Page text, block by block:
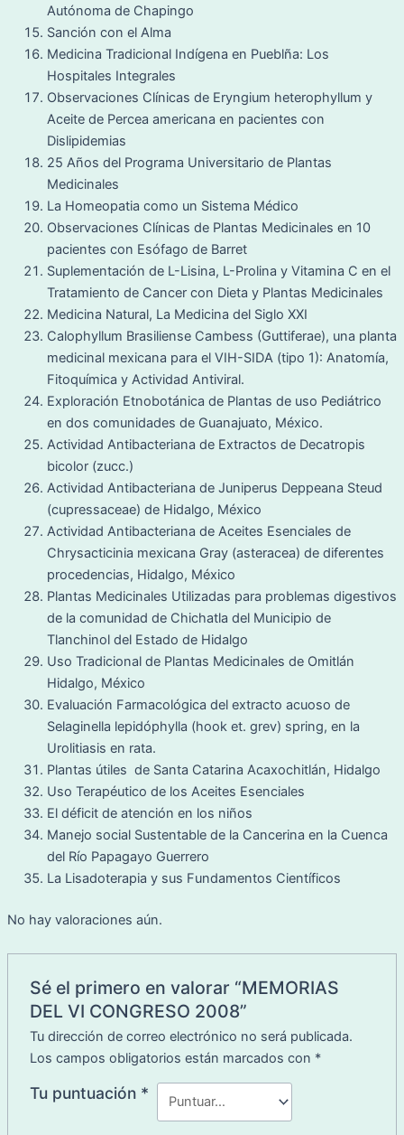
Autónoma de Chapingo
Sanción con el Alma
Medicina Tradicional Indígena en Pueblña: Los
Hospitales Integrales
Observaciones Clínicas de Eryngium heterophyllum y
Aceite de Percea americana en pacientes con
Dislipidemias
25 Años del Programa Universitario de Plantas
Medicinales
La Homeopatia como un Sistema Médico
Observaciones Clínicas de Plantas Medicinales en 10
pacientes con Esófago de Barret
Suplementación de L-Lisina, L-Prolina y Vitamina C en el
Tratamiento de Cancer con Dieta y Plantas Medicinales
Medicina Natural, La Medicina del Siglo XXI
Calophyllum Brasiliense Cambess (Guttiferae), una planta
medicinal mexicana para el VIH-SIDA (tipo 1): Anatomía,
Fitoquímica y Actividad Antiviral.
Exploración Etnobotánica de Plantas de uso Pediátrico
en dos comunidades de Guanajuato, México.
Actividad Antibacteriana de Extractos de Decatropis
bicolor (zucc.)
Actividad Antibacteriana de Juniperus Deppeana Steud
(cupressaceae) de Hidalgo, México
Actividad Antibacteriana de Aceites Esenciales de
Chrysacticinia mexicana Gray (asteracea) de diferentes
procedencias, Hidalgo, México
Plantas Medicinales Utilizadas para problemas digestivos
de la comunidad de Chichatla del Municipio de
Tlanchinol del Estado de Hidalgo
Uso Tradicional de Plantas Medicinales de Omitlán
Hidalgo, México
Evaluación Farmacológica del extracto acuoso de
Selaginella lepidóphylla (hook et. grev) spring, en la
Urolitiasis en rata.
Plantas útiles de Santa Catarina Acaxochitlán, Hidalgo
Uso Terapéutico de los Aceites Esenciales
El déficit de atención en los niños
Manejo social Sustentable de la Cancerina en la Cuenca
del Río Papagayo Guerrero
La Lisadoterapia y sus Fundamentos Científicos
No hay valoraciones aún.
Sé el primero en valorar “MEMORIAS
DEL VI CONGRESO 2008”
Tu dirección de correo electrónico no será publicada.
Los campos obligatorios están marcados con *
Tu puntuación *